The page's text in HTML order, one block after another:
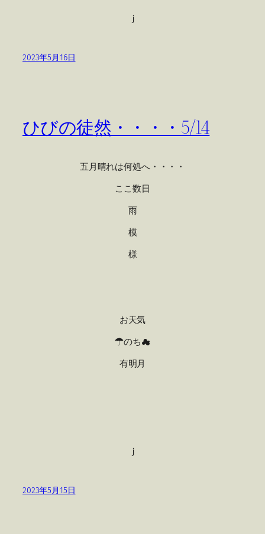
ｊ
2023年5月16日
ひびの徒然・・・・5/14
五月晴れは何処へ・・・・
ここ数日
雨
模
様
お天気
☂のち☁
有明月
ｊ
2023年5月15日